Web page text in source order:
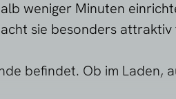
weniger Minuten
sie besonders
befindet. Ob im